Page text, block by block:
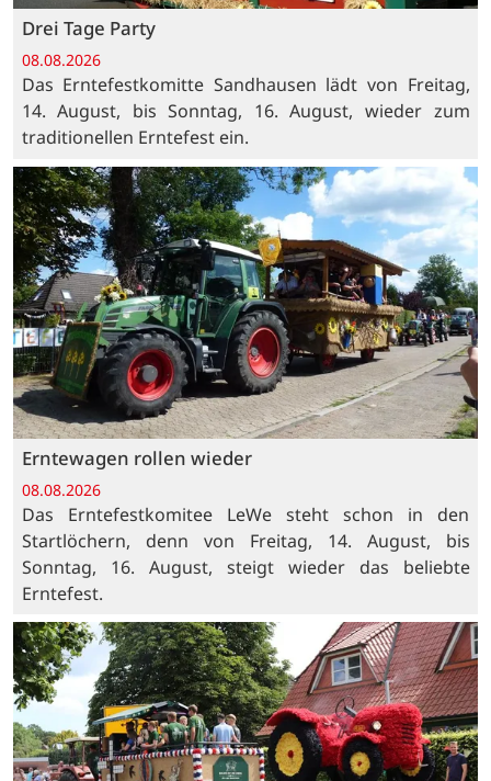
Drei Tage Party
08.08.2026
Das Erntefestkomitte Sandhausen lädt von Freitag,
14. August, bis Sonntag, 16. August, wieder zum
traditionellen Erntefest ein.
Erntewagen rollen wieder
08.08.2026
Das Erntefestkomitee LeWe steht schon in den
Startlöchern, denn von Freitag, 14. August, bis
Sonntag, 16. August, steigt wieder das beliebte
Erntefest.